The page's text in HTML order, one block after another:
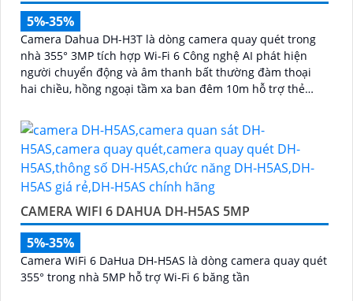
5%-35%
Camera Dahua DH-H3T là dòng camera quay quét trong
nhà 355° 3MP tích hợp Wi-Fi 6 Công nghệ AI phát hiện
người chuyển động và âm thanh bất thường đàm thoại
hai chiều, hồng ngoại tầm xa ban đêm 10m hỗ trợ thẻ
dụng DMSS
CAMERA WIFI 6 DAHUA DH-H5AS 5MP
5%-35%
Camera WiFi 6 DaHua DH-H5AS là dòng camera quay quét
355° trong nhà 5MP hỗ trợ Wi-Fi 6 băng tần